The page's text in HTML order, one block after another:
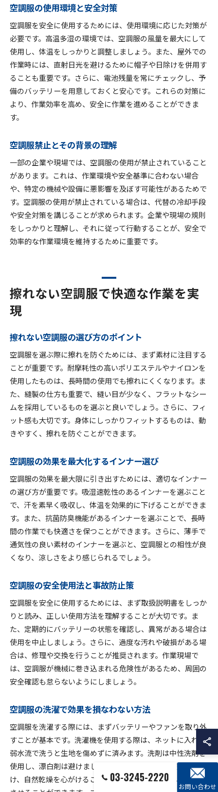
空調服の使用環境と安全対策
空調服を安全に使用するためには、使用環境に応じた対策が
必要です。高温多湿の環境では、空調服の風量を最大にして
使用し、体温をしっかりと調整しましょう。また、屋外での
作業時には、直射日光を避けるために帽子や日除けを併用す
ることも重要です。さらに、電池残量を常にチェックし、予
備のバッテリーを用意しておくと安心です。これらの対策に
より、作業効率を高め、安全に作業を進めることができま
す。
空調服禁止とその背景の理解
一部の企業や現場では、空調服の使用が禁止されていること
があります。これは、作業環境や安全基準に合わない場合
や、特定の機械や設備に悪影響を及ぼす可能性があるためで
す。空調服の使用が禁止されている場合は、代替の冷却手段
や安全対策を講じることが求められます。企業や現場の規則
をしっかりと理解し、それに従って行動することが、安全で
効率的な作業環境を維持するために重要です。
擦れない空調服で快適な作業を実
現
擦れない空調服の選び方のポイント
空調服を選ぶ際に擦れを防ぐためには、まず素材に注目する
ことが重要です。耐摩耗性の高いポリエステルやナイロンを
使用したものは、長時間の使用でも擦れにくくなります。ま
た、縫製の仕方も重要で、縫い目が少なく、フラットなシー
ムを採用しているものを選ぶと良いでしょう。さらに、フィ
ット感も大切です。身体にしっかりフィットするものは、動
きやすく、擦れを防ぐことができます。
空調服の効果を最大化するインナー選び
空調服の効果を最大限に引き出すためには、適切なインナー
の選び方が重要です。吸湿速乾性のあるインナーを選ぶこと
で、汗を素早く吸収し、体温を効果的に下げることができま
す。また、抗菌防臭機能があるインナーを選ぶことで、長時
間の作業でも快適さを保つことができます。さらに、薄手で
通気性の良い素材のインナーを選ぶと、空調服との相性が良
くなり、涼しさをより感じられるでしょう。
空調服の安全使用法と事故防止策
空調服を安全に使用するためには、まず取扱説明書をしっか
りと読み、正しい使用方法を理解することが大切です。ま
た、定期的にバッテリーの状態を確認し、異常がある場合は
使用を中止しましょう。さらに、過度な汚れや破損がある場
合は、修理や交換を行うことが推奨されます。作業現場で
は、空調服が機械に巻き込まれる危険性があるため、周囲の
安全確認も怠らないようにしましょう。
空調服の洗濯で効果を損なわない方法
空調服を洗濯する際には、まずバッテリーやファンを取り外
すことが基本です。洗濯機を使用する際は、ネットに入れて
弱水流で洗うと生地を傷めずに済みます。洗剤は中性洗剤を
使用し、漂白剤は避けましょう。また、乾燥機の使用は避
け、自然乾燥を心がけることで、生地の劣化を防ぎ、長持ち
03-3245-2220
お問い合わせ